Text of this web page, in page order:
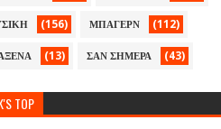
(156) ΜΠΑΓΕΡΝ (112)
(13) ΣΑΝ ΣΗΜΕΡΑ (43)
TOP